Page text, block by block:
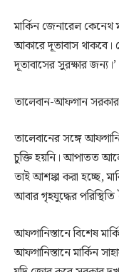
মার্কিন জেনারেল কেনেথ
আকারে দূতাবাস থাকবে।
দূতাবাসের সুরক্ষার জন্য।’
তালেবান-আফগান সরকার
তালেবানের সঙ্গে
চুক্তি হয়নি। আপাতত
তাই আশঙ্কা করা হচ্ছে,
আবার গৃহযুদ্ধের
আফগানিস্তানে বিশেষ
আফগানিস্তানে মার্কিন